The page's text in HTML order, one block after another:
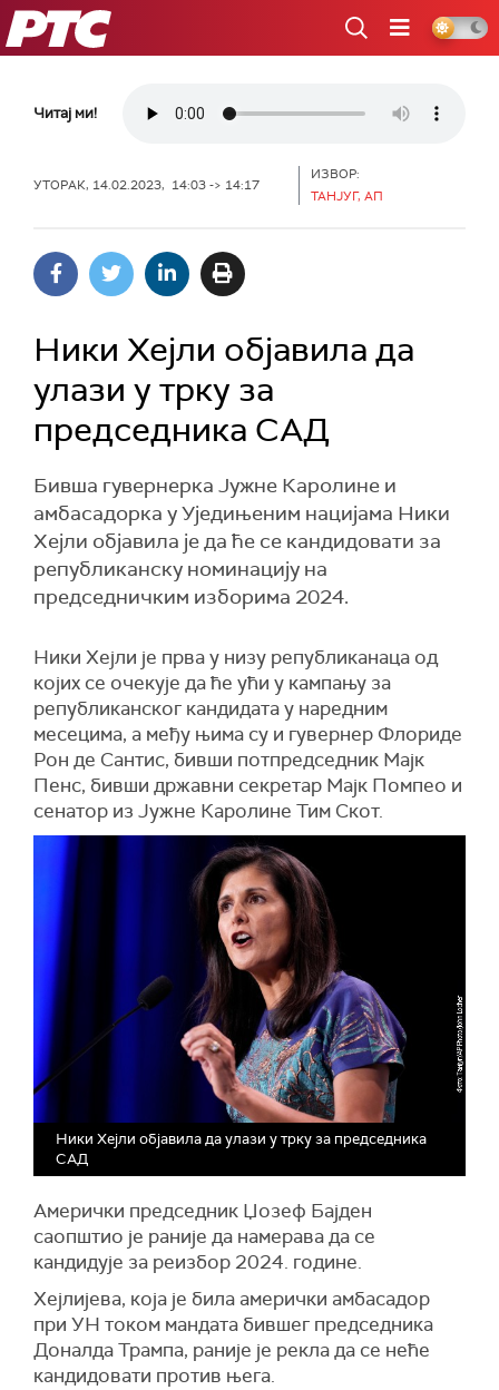
РТС
Читај ми!
УТОРАК, 14.02.2023, 14:03 -> 14:17
ИЗВОР:
ТАНЈУГ, АП
Ники Хејли објавила да
улази у трку за
председника САД
Бивша гувернерка Јужне Каролине и
амбасадорка у Уједињеним нацијама Ники
Хејли објавила је да ће се кандидовати за
републиканску номинацију на
председничким изборима 2024.
Ники Хејли је прва у низу републиканаца од
којих се очекује да ће ући у кампању за
републиканског кандидата у наредним
месецима, а међу њима су и гувернер Флориде
Рон де Сантис, бивши потпредседник Мајк
Пенс, бивши државни секретар Мајк Помпео и
сенатор из Јужне Каролине Тим Скот.
Ники Хејли објавила да улази у трку за председника
САД
Амерички председник Џозеф Бајден
саопштио је раније да намерава да се
кандидује за реизбор 2024. године.
Хејлијева, која је била амерички амбасадор
при УН током мандата бившег председника
Доналда Трампа, раније је рекла да се неће
кандидовати против њега.